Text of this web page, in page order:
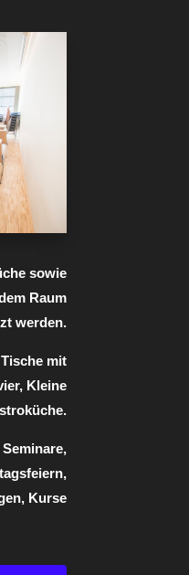
sowie
Raum
werden.
mit
Kleine
Kurse